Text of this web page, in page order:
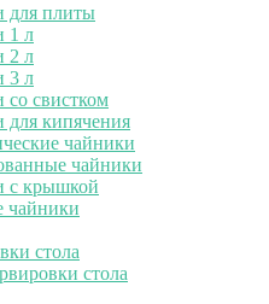
для плиты
1 л
2 л
3 л
со свистком
для кипячения
чайники
чайники
с крышкой
чайники
стола
стола